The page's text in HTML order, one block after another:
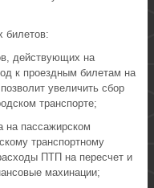
билетов:
действующих на
к проездным билетам на
увеличить сбор
транспорте;
на пассажирском
транспортному
ПТП на пересчет и
махинации;